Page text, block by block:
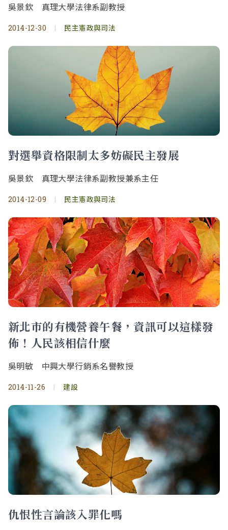
吳景欽 真理大學法律系副教授
2014-12-30 | 民主憲政與司法
對選舉資格限制太多妨礙民主發展
吳景欽 真理大學法律系副教授兼系主任
2014-12-09 | 民主憲政與司法
新北市的有機營養午餐，資訊可以這樣發
佈！人民該相信什麼
吳明敏 中興大學行銷系名譽教授
2014-11-26 | 建設
仇恨性言論該入罪化嗎